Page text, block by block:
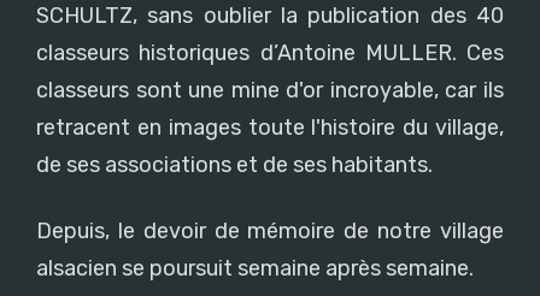
SCHULTZ, sans oublier la publication des 40
classeurs historiques d’Antoine MULLER. Ces
classeurs sont une mine d'or incroyable, car ils
retracent en images toute l'histoire du village,
de ses associations et de ses habitants.
Depuis, le devoir de mémoire de notre village
alsacien se poursuit semaine après semaine.